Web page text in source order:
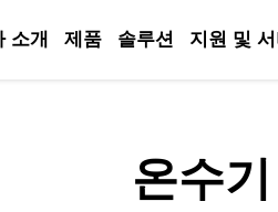
소개 제품 솔루션 지원 및
온수